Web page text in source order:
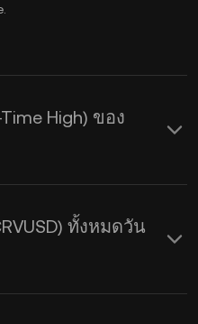
High) ของ
ทั้งหมดวัน